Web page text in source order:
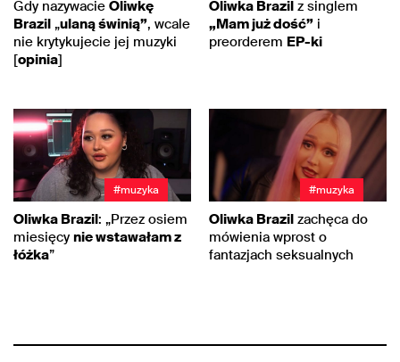
Gdy nazywacie Oliwkę
Brazil „ulaną świnią”, wcale
nie krytykujecie jej muzyki
[opinia]
Oliwka Brazil z singlem
„Mam już dość” i
preorderem EP-ki
#muzyka
Oliwka Brazil: „Przez osiem
miesięcy nie wstawałam z
łóżka”
#muzyka
Oliwka Brazil zachęca do
mówienia wprost o
fantazjach seksualnych